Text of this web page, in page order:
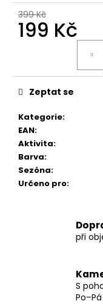
399 Kč
199 Kč
Kategorie:
EAN:
Aktivita:
Barva:
Sezóna:
Určeno pro:
Zeptat se
při
S
e
m